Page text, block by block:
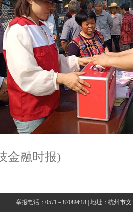
金融时报)
举报电话：0571－87089618 | 地址：杭州市